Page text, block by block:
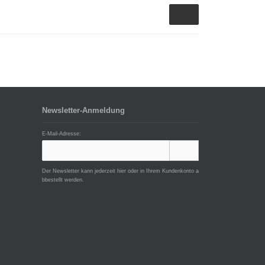
Newsletter-Anmeldung
E-Mail-Adresse:
Der Newsletter kann jederzeit hier oder in Ihrem Kundenkonto a
bbestellt werden.